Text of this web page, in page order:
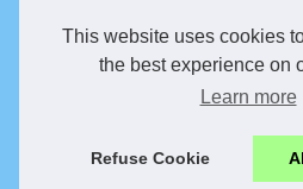
This website uses cookies
the best experience on
Learn more
Refuse Cookie